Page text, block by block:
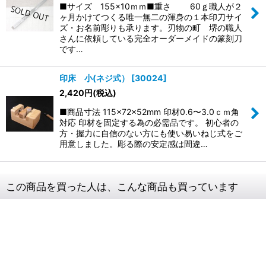
■サイズ 155×10ｍｍ■重さ 60ｇ職人が２
ヶ月かけてつくる唯一無二の渾身の１本印刀サイ
ズ・お名前彫りも承ります。刃物の町 堺の職人
さんに依頼している完全オーダーメイドの篆刻刀
です…
印床 小(ネジ式） [30024]
2,420円(税込)
■商品寸法 115×72×52mm 印材0.6〜3.0ｃｍ角
対応 印材を固定する為の必需品です。 初心者の
方・握力に自信のない方にも使い易いねじ式をご
用意しました。彫る際の安定感は間違…
この商品を買った人は、こんな商品も買っています